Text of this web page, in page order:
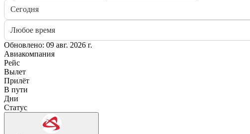
Сегодня
Любое время
Обновлено: 09 авг. 2026 г.
Авиакомпания
Рейс
Вылет
Прилёт
В пути
Дни
Статус